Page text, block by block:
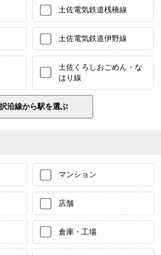
土佐電気鉄道桟橋線
土佐電気鉄道伊野線
土佐くろしおごめん・な
はり線
マンション
店舗
倉庫・工場